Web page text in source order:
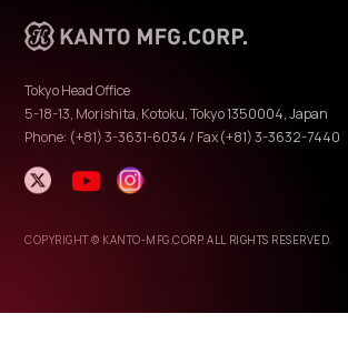
Tokyo Head Office
5-18-13, Morishita, Kotoku, Tokyo 1350004, Japan
Phone: (+81) 3-3631-6034 / Fax(+81) 3-3632-7440
COPYRIGHT © KANTO-MFG.CORP. ALL RIGHTS RESERVED.